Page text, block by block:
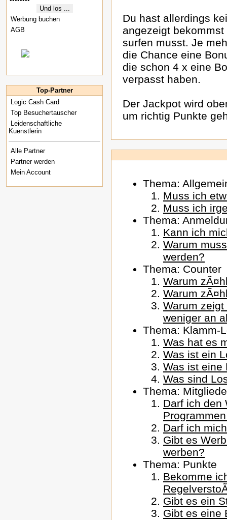
Werbung buchen
AGB
Top-Partner
Logic Cash Card
Top Besuchertauscher
Leidenschaftliche
Kuenstlerin
Alle Partner
Partner werden
Mein Account
Du hast allerdings
angezeigt
surfen musst. Je
die Chance eine
die schon 4 x eine
verpasst haben.
Der Jackpot wird
um richtig Punkte
Thema:
Muss ich
Muss ich
Thema:
Kann ich
Warum
werden?
Thema: Counter
Warum
Warum
Warum
weniger an
Thema: Klamm-
Was hat es
Was ist ein
Was ist eine
Was sind
Thema:
Darf ich den
Darf ich
Gibt es
werben?
Thema: Punkte
Bekomme
Gibt es ein
Gibt es eine